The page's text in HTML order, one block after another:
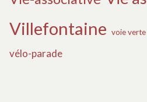
Villefontaine voie
vélo-parade